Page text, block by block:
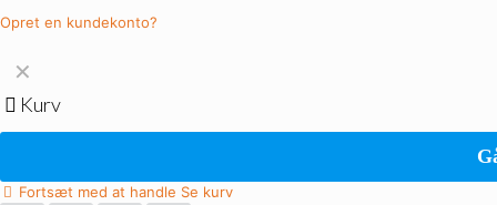
Opret en kundekonto?
✕
Kurv
Fortsæt med at handle Se kurv